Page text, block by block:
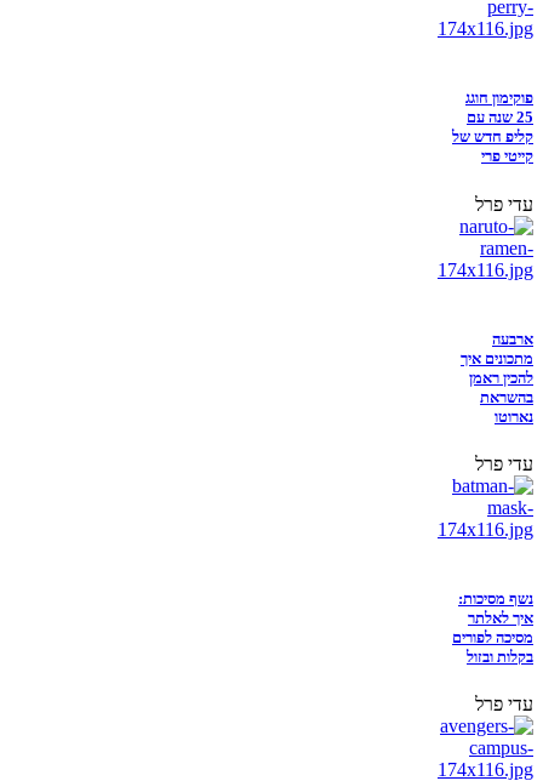
פוקימון חוגג
25 שנה עם
קליפ חדש של
קייטי פרי
עדי פרל
ארבעה
מתכונים איך
להכין ראמן
בהשראת
נארוטו
עדי פרל
נשף מסיכות:
איך לאלתר
מסיכה לפורים
בקלות ובזול
עדי פרל